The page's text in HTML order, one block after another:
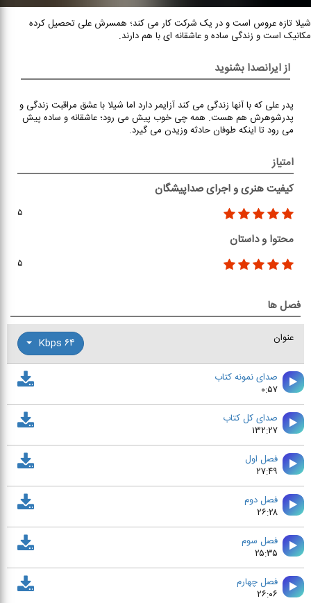
شیلا تازه عروس است و در یک شرکت کار می کند؛ همسرش علی تحصیل کرده
مکانیک است و زندگی ساده و عاشقانه ای با هم دارند.
از ایرانصدا بشنوید
پدر علی که با آنها زندگی می کند آزایمر دارد اما شیلا با عشق مراقبت زندگی و
پدرشوهرش هم هست. همه چی خوب پیش می رود؛ عاشقانه و ساده پیش
می رود تا اینکه طوفان حادثه وزیدن می گیرد.
امتیاز
کیفیت هنری و اجرای صداپیشگان
۵
محتوا و داستان
۵
فصل ها
عنوان ۶۴ Kbps
صدای نمونه کتاب
۰:۵۷
صدای کل کتاب
۱۳۲:۲۷
فصل اول
۲۷:۴۹
فصل دوم
۲۶:۲۸
فصل سوم
۲۵:۳۵
فصل چهارم
۲۶:۰۶